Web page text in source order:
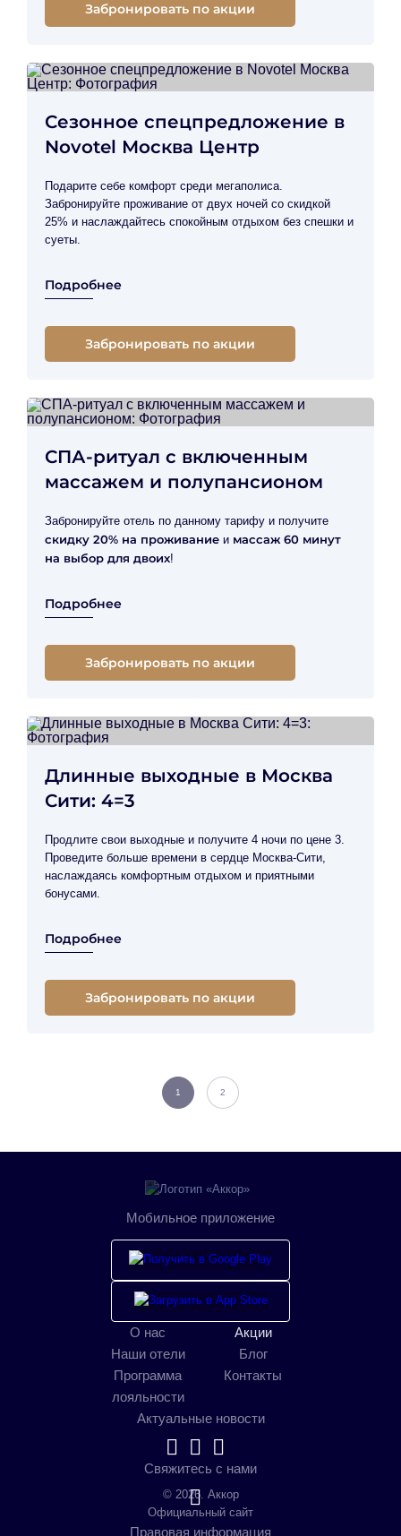
Забронировать по акции
Сезонное спецпредложение в
Novotel Москва Центр
Подарите себе комфорт среди мегаполиса.
Забронируйте проживание от двух ночей со скидкой
25% и наслаждайтесь спокойным отдыхом без спешки и
суеты.
Подробнее
Забронировать по акции
СПА-ритуал с включенным
массажем и полупансионом
Забронируйте отель по данному тарифу и получите
скидку 20% на проживание и массаж 60 минут
на выбор для двоих!
Подробнее
Забронировать по акции
Длинные выходные в Москва
Сити: 4=3
Продлите свои выходные и получите 4 ночи по цене 3.
Проведите больше времени в сердце Москва-Сити,
наслаждаясь комфортным отдыхом и приятными
бонусами.
Подробнее
Забронировать по акции
1 2
Мобильное приложение
О нас
Наши отели
Программа
лояльности
Акции
Блог
Контакты
Актуальные новости
Свяжитесь с нами
© 2026. Аккор
Официальный сайт
Правовая информация